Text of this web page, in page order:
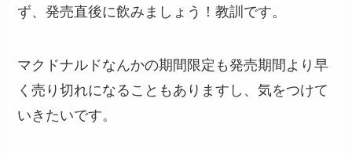
ず、発売直後に飲みましょう！教訓です。
マクドナルドなんかの期間限定も発売期間より早
く売り切れになることもありますし、気をつけて
いきたいです。